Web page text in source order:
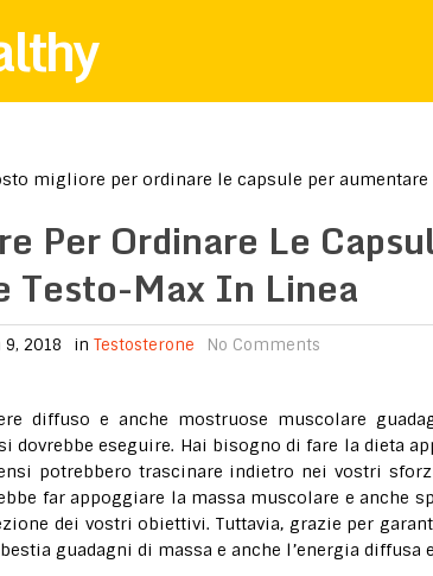
migliore per ordinare le capsule per aumentare
Per Ordinare Le
Testo-Max In Linea
2018 in Testosterone No Comments
diffuso e anche mostruose muscolare
dovrebbe eseguire. Hai bisogno di fare la dieta
potrebbero trascinare indietro nei vostri
far appoggiare la massa muscolare e anche
dei vostri obiettivi. Tuttavia, grazie per
guadagni di massa e anche l’energia diffusa